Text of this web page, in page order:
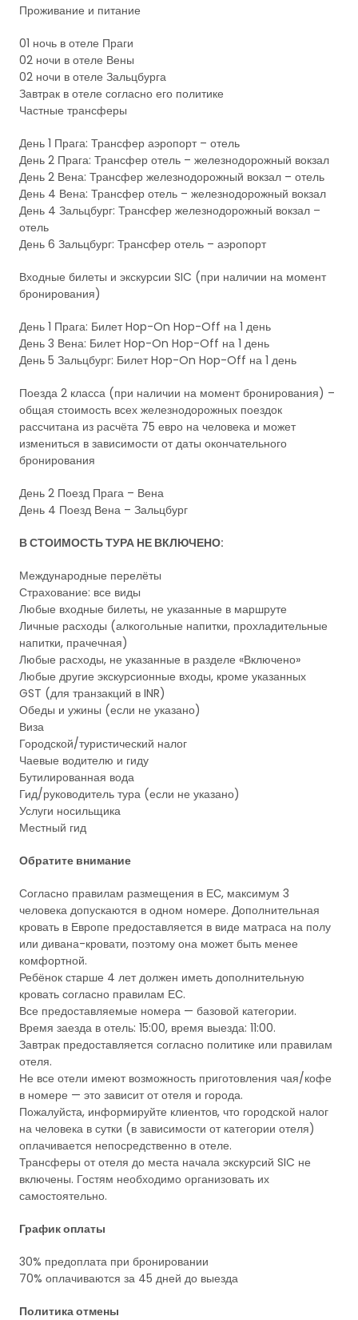
Проживание и питание
01 ночь в отеле Праги
02 ночи в отеле Вены
02 ночи в отеле Зальцбурга
Завтрак в отеле согласно его политике
Частные трансферы
День 1 Прага: Трансфер аэропорт – отель
День 2 Прага: Трансфер отель – железнодорожный вокзал
День 2 Вена: Трансфер железнодорожный вокзал – отель
День 4 Вена: Трансфер отель – железнодорожный вокзал
День 4 Зальцбург: Трансфер железнодорожный вокзал –
отель
День 6 Зальцбург: Трансфер отель – аэропорт
Входные билеты и экскурсии SIC (при наличии на момент
бронирования)
День 1 Прага: Билет Hop-On Hop-Off на 1 день
День 3 Вена: Билет Hop-On Hop-Off на 1 день
День 5 Зальцбург: Билет Hop-On Hop-Off на 1 день
Поезда 2 класса (при наличии на момент бронирования) –
общая стоимость всех железнодорожных поездок
рассчитана из расчёта 75 евро на человека и может
измениться в зависимости от даты окончательного
бронирования
День 2 Поезд Прага – Вена
День 4 Поезд Вена – Зальцбург
В СТОИМОСТЬ ТУРА НЕ ВКЛЮЧЕНО:
Международные перелёты
Страхование: все виды
Любые входные билеты, не указанные в маршруте
Личные расходы (алкогольные напитки, прохладительные
напитки, прачечная)
Любые расходы, не указанные в разделе «Включено»
Любые другие экскурсионные входы, кроме указанных
GST (для транзакций в INR)
Обеды и ужины (если не указано)
Виза
Городской/туристический налог
Чаевые водителю и гиду
Бутилированная вода
Гид/руководитель тура (если не указано)
Услуги носильщика
Местный гид
Обратите внимание
Согласно правилам размещения в ЕС, максимум 3
человека допускаются в одном номере. Дополнительная
кровать в Европе предоставляется в виде матраса на полу
или дивана-кровати, поэтому она может быть менее
комфортной.
Ребёнок старше 4 лет должен иметь дополнительную
кровать согласно правилам ЕС.
Все предоставляемые номера — базовой категории.
Время заезда в отель: 15:00, время выезда: 11:00.
Завтрак предоставляется согласно политике или правилам
отеля.
Не все отели имеют возможность приготовления чая/кофе
в номере — это зависит от отеля и города.
Пожалуйста, информируйте клиентов, что городской налог
на человека в сутки (в зависимости от категории отеля)
оплачивается непосредственно в отеле.
Трансферы от отеля до места начала экскурсий SIC не
включены. Гостям необходимо организовать их
самостоятельно.
График оплаты
30% предоплата при бронировании
70% оплачиваются за 45 дней до выезда
Политика отмены